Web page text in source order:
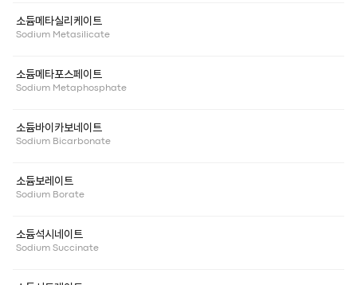
소듐메타실리케이트
Sodium Metasilicate
소듐메타포스페이트
Sodium Metaphosphate
소듐바이카보네이트
Sodium Bicarbonate
소듐보레이트
Sodium Borate
소듐석시네이트
Sodium Succinate